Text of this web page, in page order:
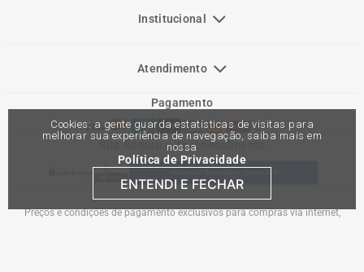
Cookies: a gente guarda estatísticas de visitas para
melhorar sua experiência de navegação, saiba mais em
nossa
Política de Privacidade
ENTENDI E FECHAR
Institucional
Atendimento
Pagamento
Site Seguro e Reconhecimento
Preços e condições de pagamento exclusivos para compras via internet,